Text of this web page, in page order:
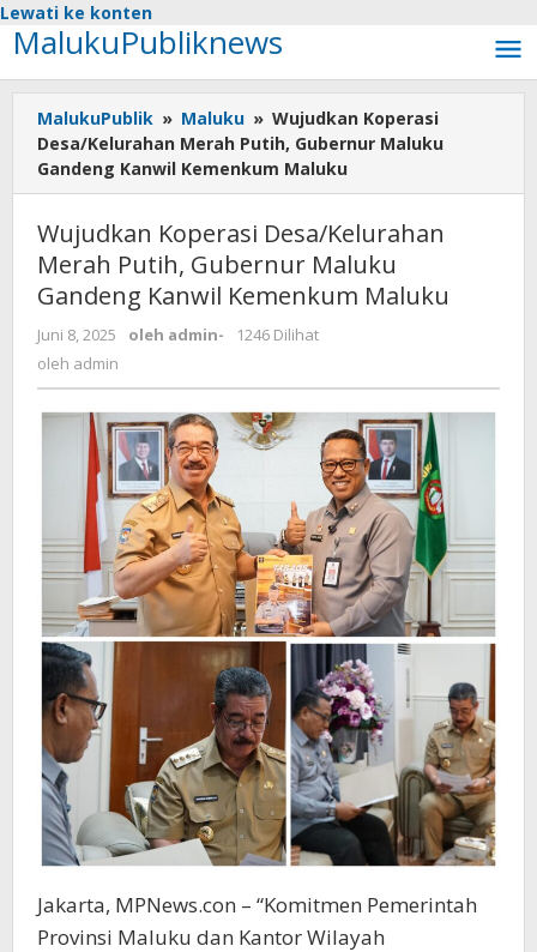
Lewati ke konten
MalukuPubliknews
MalukuPublik » Maluku » Wujudkan Koperasi
Desa/Kelurahan Merah Putih, Gubernur Maluku
Gandeng Kanwil Kemenkum Maluku
Wujudkan Koperasi Desa/Kelurahan
Merah Putih, Gubernur Maluku
Gandeng Kanwil Kemenkum Maluku
Juni 8, 2025 oleh admin-
1246 Dilihat
oleh admin
Jakarta, MPNews.con – “Komitmen Pemerintah
Provinsi Maluku dan Kantor Wilayah